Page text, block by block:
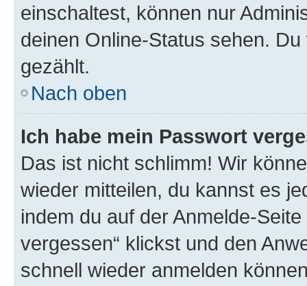
einschaltest, können nur
deinen Online-Status sehen.
gezählt.
Nach oben
Ich habe mein Passwort
Das ist nicht schlimm! Wir
wieder mitteilen, du kannst es
indem du auf der Anmelde-
vergessen“ klickst und den
schnell wieder anmelden